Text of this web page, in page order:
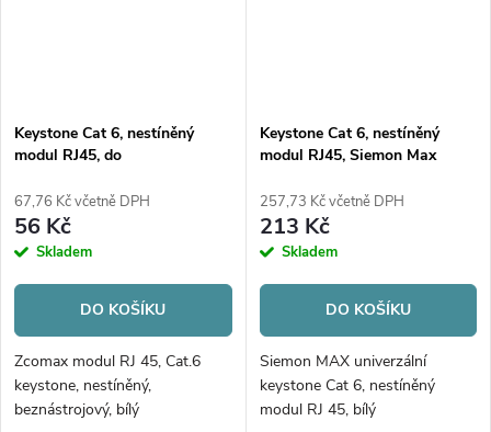
Keystone Cat 6, nestíněný
modul RJ45, do
beznástrojový, bílý
67,76 Kč včetně DPH
56 Kč
Skladem
DO KOŠÍKU
Zcomax modul RJ 45, Cat.6
keystone, nestíněný,
beznástrojový, bílý
Keystone Cat 6, nestíněný
modul RJ45, Siemon Max
257,73 Kč včetně DPH
213 Kč
Skladem
DO KOŠÍKU
Siemon MAX univerzální
keystone Cat 6, nestíněný
modul RJ 45, bílý